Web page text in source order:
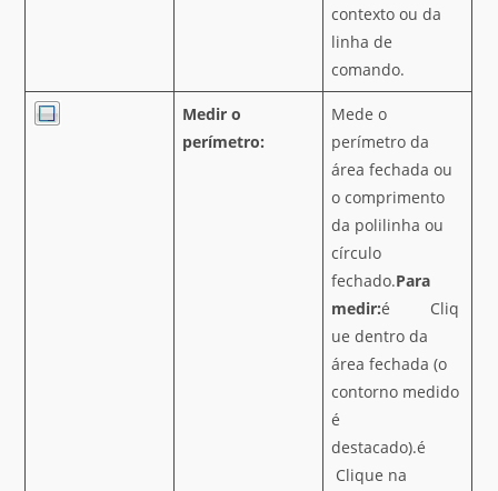
contexto ou da
linha de
comando.
Medir o
perímetro:
Mede o
perímetro da
área fechada ou
o comprimento
da polilinha ou
círculo
fechado.Para
medir:é Cliq
ue dentro da
área fechada (o
contorno medido
é
destacado).é
Clique na